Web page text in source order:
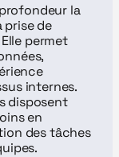
la
prise de
permet
internes.
disposent
en
des tâches